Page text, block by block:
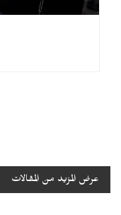
عرض المزيد من المقالات